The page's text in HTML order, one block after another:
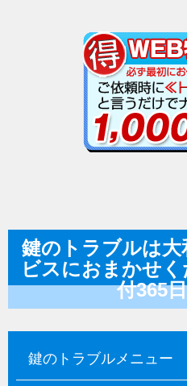
鍵のトラブルは
ビスにおまかせ
付365
鍵のトラブルメニュー